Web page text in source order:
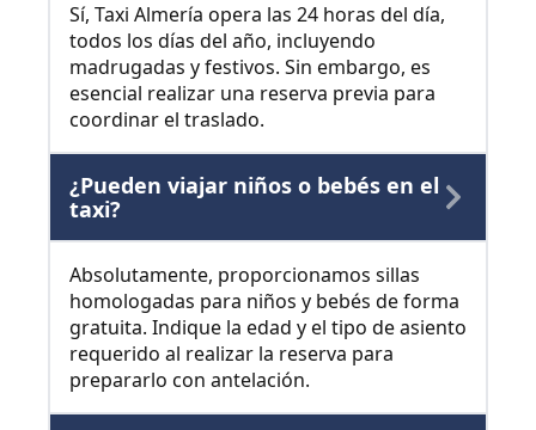
Sí, Taxi Almería opera las 24 horas del día,
todos los días del año, incluyendo
madrugadas y festivos. Sin embargo, es
esencial realizar una reserva previa para
coordinar el traslado.
¿Pueden viajar niños o bebés en el
taxi?
Absolutamente, proporcionamos sillas
homologadas para niños y bebés de forma
gratuita. Indique la edad y el tipo de asiento
requerido al realizar la reserva para
prepararlo con antelación.